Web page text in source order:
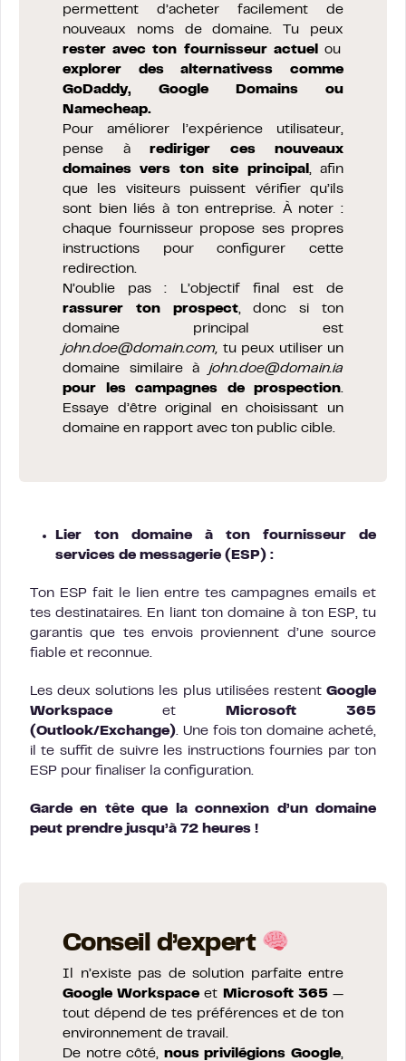
permettent d’acheter facilement de
nouveaux noms de domaine. Tu peux
rester avec ton fournisseur actuel
ou
explorer des alternativess comme
GoDaddy, Google Domains ou
Namecheap.
Pour améliorer l’expérience utilisateur,
pense à rediriger ces nouveaux
domaines vers ton site principal , afin
que les visiteurs puissent vérifier qu’ils
sont bien liés à ton entreprise. À noter :
chaque fournisseur propose ses propres
instructions pour configurer cette
redirection.
N’oublie pas : L’objectif final est de
rassurer ton prospect, donc si ton
domaine principal est
john.doe@domain.com, tu peux utiliser un
domaine similaire à john.doe@domain.ia
pour les campagnes de prospection.
Essaye d’être original en choisissant un
domaine en rapport avec ton public cible.
Lier ton domaine à ton fournisseur de
services de messagerie (ESP) :
Ton ESP fait le lien entre tes campagnes emails et
tes destinataires. En liant ton domaine à ton ESP, tu
garantis que tes envois proviennent d’une source
fiable et reconnue.
Les deux solutions les plus utilisées restent Google
Workspace et
Microsoft 365
(Outlook/Exchange). Une fois ton domaine acheté,
il te suffit de suivre les instructions fournies par ton
ESP pour finaliser la configuration.
Garde en tête que la connexion d’un domaine
peut prendre jusqu’à 72 heures !
Conseil d’expert
Il n’existe pas de solution parfaite entre
Google Workspace et Microsoft 365—
tout dépend de tes préférences et de ton
environnement de travail.
De notre côté, nous privilégions Google,